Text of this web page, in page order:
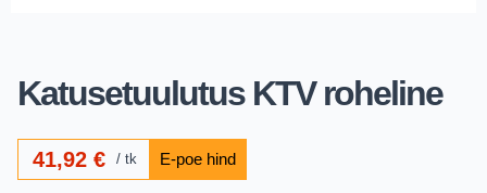
Katusetuulutus KTV roheline
41,92€ tk